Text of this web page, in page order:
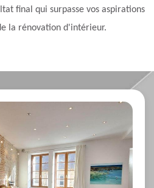
final qui surpasse vos aspirations
la rénovation d'intérieur.